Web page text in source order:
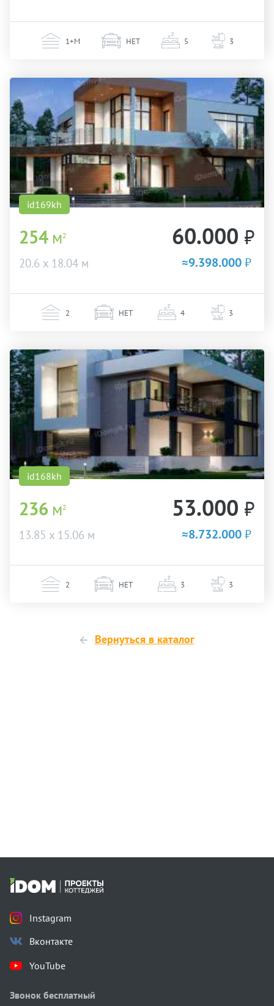
1+М НЕТ 5 3
id169kh
254 м2
20.6 х 18.04 м
60.000 ₽
≈9.398.000₽
2 НЕТ 4 3
id168kh
236 м2
13.85 х 15.06 м
53.000 ₽
≈8.732.000₽
2 НЕТ 3 3
Вернуться в каталог
Instagram
Вконтакте
YouTube
Звонок бесплатный